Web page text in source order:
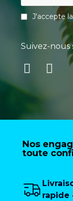
J'accepte
Suivez-nous
Nos
toute
rapide